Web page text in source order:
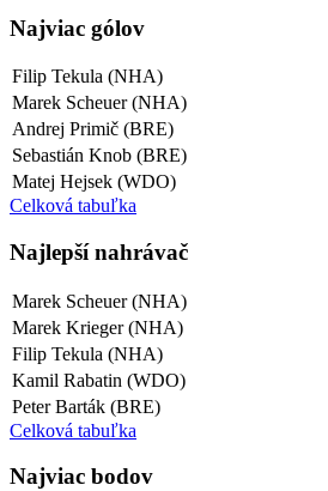
Najviac gólov
Filip Tekula (NHA)
Marek Scheuer (NHA)
Andrej Primič (BRE)
Sebastián Knob (BRE)
Matej Hejsek (WDO)
Celková tabuľka
Najlepší­ nahrávač
Marek Scheuer (NHA)
Marek Krieger (NHA)
Filip Tekula (NHA)
Kamil Rabatin (WDO)
Peter Barták (BRE)
Celková tabuľka
Najviac bodov